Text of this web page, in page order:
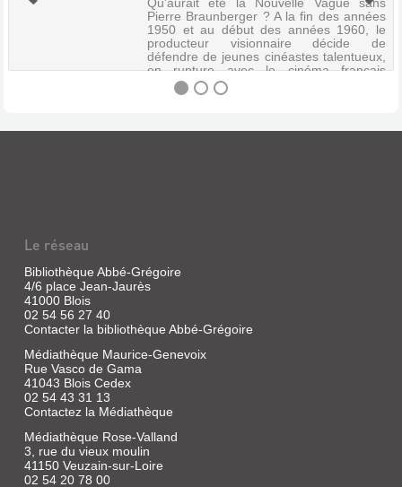
Qu'aurait été la Nouvelle Vague sans
Pierre Braunberger ? A la fin des années
1950 et au début des années 1960, le
producteur visionnaire décide de
défendre de jeunes cinéastes talentueux,
en rupture avec le cinéma français
d'aprè...
NOUVELLE
VAGUE
Vidéo
Melville,
Pierre
Doriane
Films,
Qu'aurait
été
la
Nouvelle
Le réseau
Bibliothèque Abbé-Grégoire
4/6 place Jean-Jaurès
41000 Blois
02 54 56 27 40
Contacter la bibliothèque Abbé-Grégoire
Médiathèque Maurice-Genevoix
Rue Vasco de Gama
41043 Blois Cedex
02 54 43 31 13
Contactez la Médiathèque
Médiathèque Rose-Valland
3, rue du vieux moulin
41150 Veuzain-sur-Loire
02 54 20 78 00